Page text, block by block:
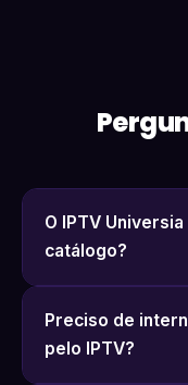
O IPTV
catálogo?
Preciso de
pelo IPTV?